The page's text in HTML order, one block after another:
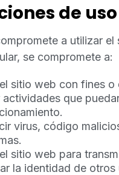
de uso
a utilizar
se compromete a:
sitio web con fines
actividades que
virus, código
sitio web para
la identidad de otros